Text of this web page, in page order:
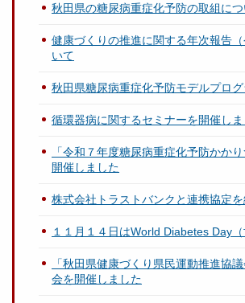
秋田県の糖尿病重症化予防の取組に
健康づくりの推進に関する年次報告
いて
秋田県糖尿病重症化予防モデルプロ
循環器病に関するセミナーを開催しま
「令和７年度糖尿病重症化予防かか
開催しました
株式会社トラストバンクと連携協定を
１１月１４日はWorld Diabetes Day（
「秋田県健康づくり県民運動推進協
会を開催しました